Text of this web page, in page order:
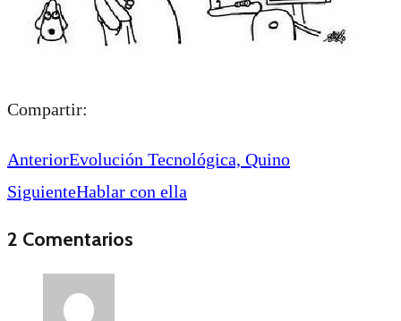
Compartir:
AnteriorEvolución Tecnológica, Quino
SiguienteHablar con ella
2 Comentarios